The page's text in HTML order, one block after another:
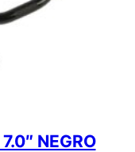
NEGRO